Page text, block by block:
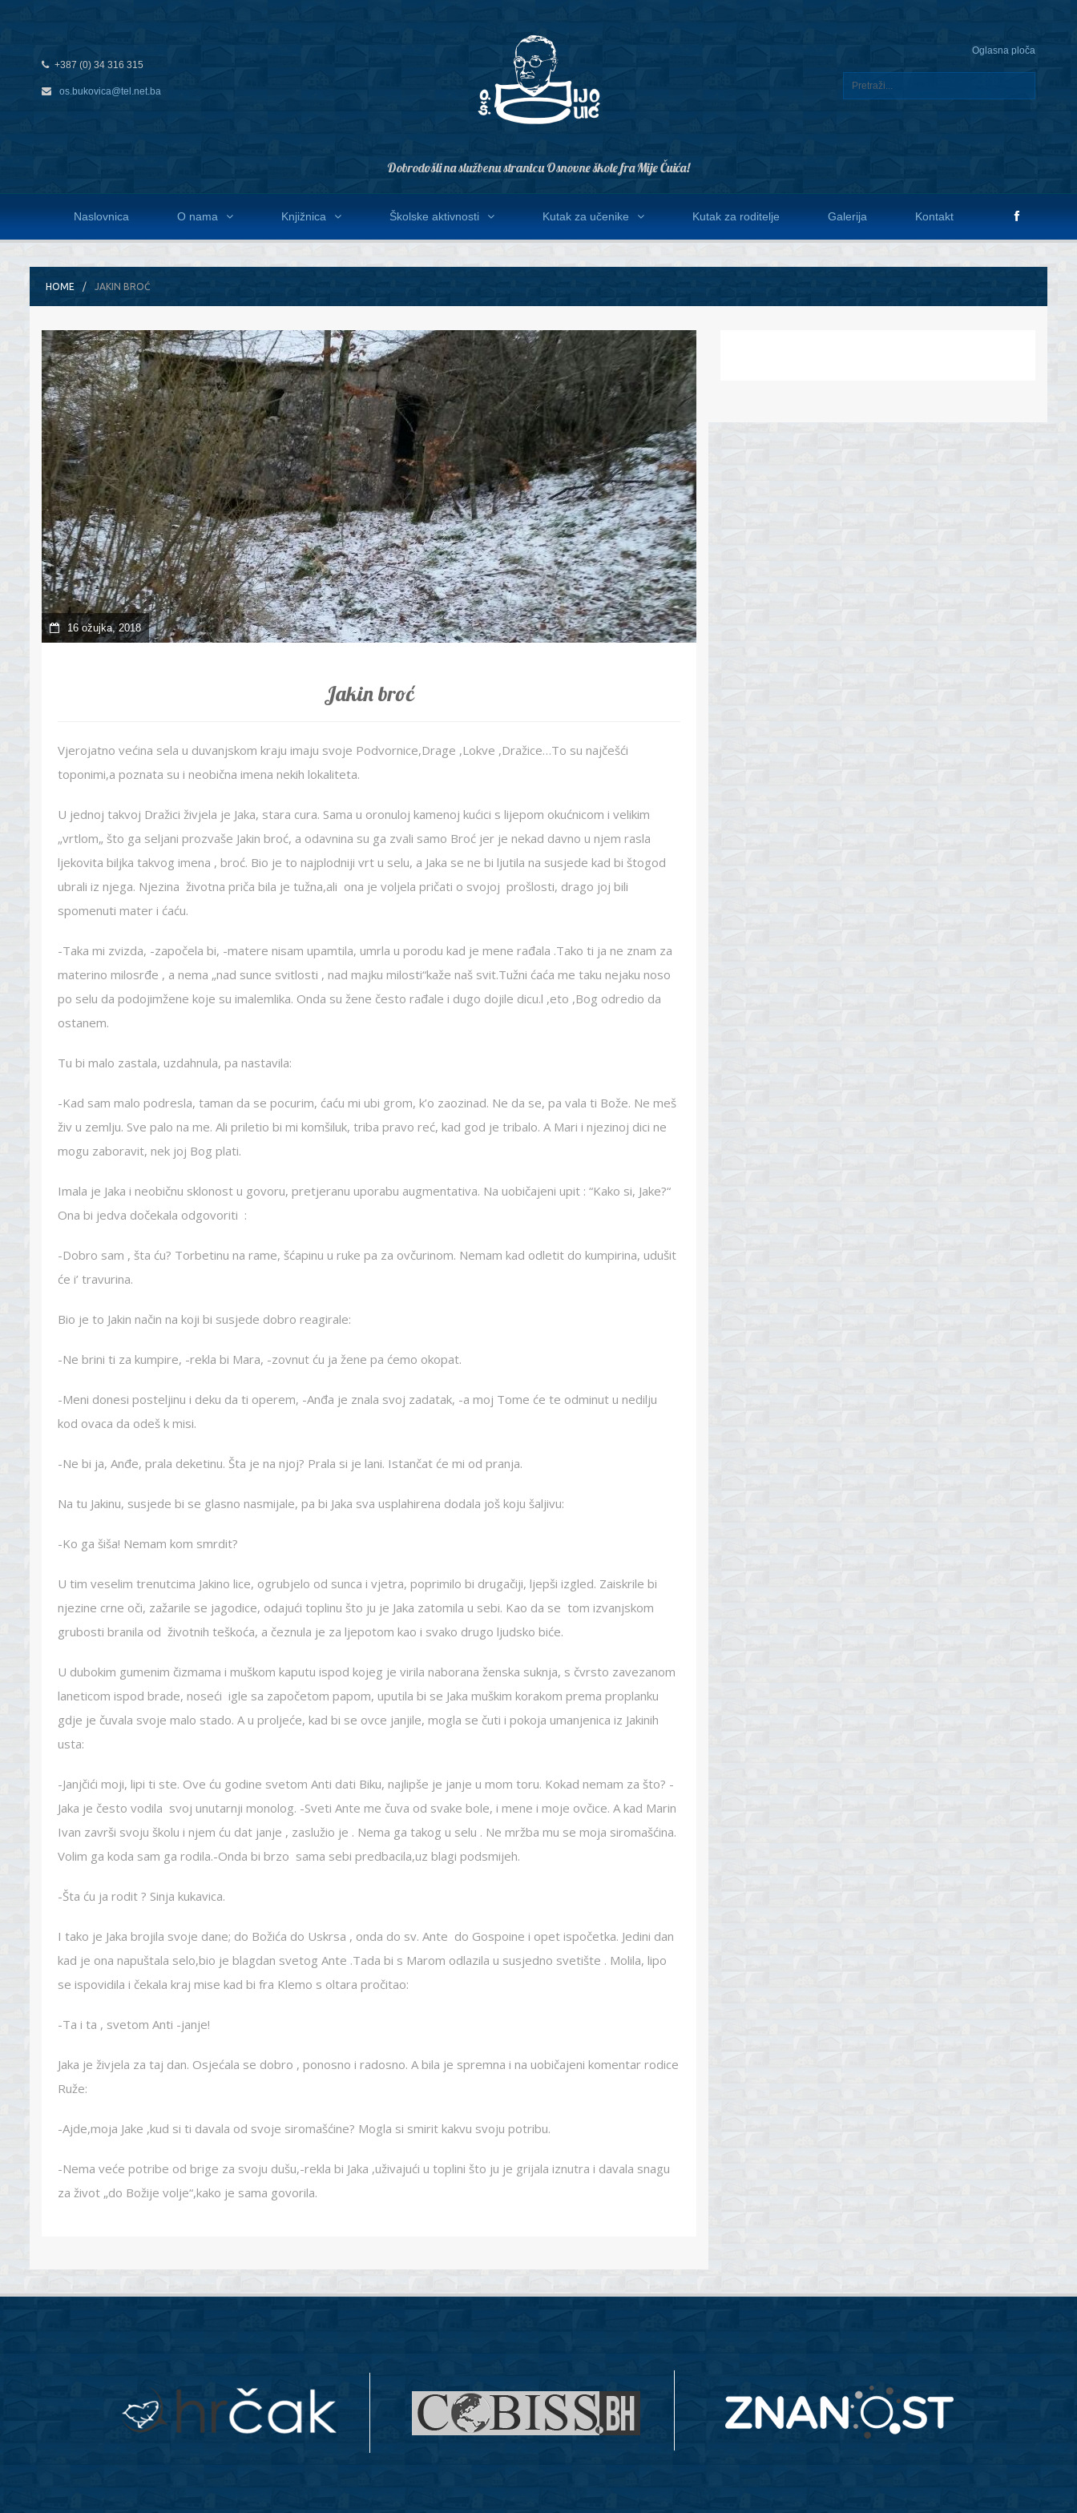
+387 (0) 34 316 315
os.bukovica@tel.net.ba
Oglasna ploča
Dobrodošli na službenu stranicu Osnovne škole fra Mije Čuića!
Naslovnica O nama Knjižnica Školske aktivnosti Kutak za učenike Kutak za roditelje Galerija Kontakt
HOME JAKIN BROĆ
16 ožujka, 2018
Jakin broć
Vjerojatno većina sela u duvanjskom kraju imaju svoje Podvornice,Drage ,Lokve ,Dražice…To su najčešći
toponimi,a poznata su i neobična imena nekih lokaliteta.
U jednoj takvoj Dražici živjela je Jaka, stara cura. Sama u oronuloj kamenoj kućici s lijepom okućnicom i velikim
„vrtlom„ što ga seljani prozvaše Jakin broć, a odavnina su ga zvali samo Broć jer je nekad davno u njem rasla
ljekovita biljka takvog imena , broć. Bio je to najplodniji vrt u selu, a Jaka se ne bi ljutila na susjede kad bi štogod
ubrali iz njega. Njezina životna priča bila je tužna,ali ona je voljela pričati o svojoj prošlosti, drago joj bili
spomenuti mater i ćaću.
-Taka mi zvizda, -započela bi, -matere nisam upamtila, umrla u porodu kad je mene rađala .Tako ti ja ne znam za
materino milosrđe , a nema „nad sunce svitlosti , nad majku milosti“kaže naš svit.Tužni ćaća me taku nejaku noso
po selu da podojimžene koje su imalemlika. Onda su žene često rađale i dugo dojile dicu.l ,eto ,Bog odredio da
ostanem.
Tu bi malo zastala, uzdahnula, pa nastavila:
-Kad sam malo podresla, taman da se pocurim, ćaću mi ubi grom, k’o zaozinad. Ne da se, pa vala ti Bože. Ne meš
živ u zemlju. Sve palo na me. Ali priletio bi mi komšiluk, triba pravo reć, kad god je tribalo. A Mari i njezinoj dici ne
mogu zaboravit, nek joj Bog plati.
Imala je Jaka i neobičnu sklonost u govoru, pretjeranu uporabu augmentativa. Na uobičajeni upit : “Kako si, Jake?“
Ona bi jedva dočekala odgovoriti :
-Dobro sam , šta ću? Torbetinu na rame, šćapinu u ruke pa za ovčurinom. Nemam kad odletit do kumpirina, udušit
će i’ travurina.
Bio je to Jakin način na koji bi susjede dobro reagirale:
-Ne brini ti za kumpire, -rekla bi Mara, -zovnut ću ja žene pa ćemo okopat.
-Meni donesi posteljinu i deku da ti operem, -Anđa je znala svoj zadatak, -a moj Tome će te odminut u nedilju
kod ovaca da odeš k misi.
-Ne bi ja, Anđe, prala deketinu. Šta je na njoj? Prala si je lani. Istančat će mi od pranja.
Na tu Jakinu, susjede bi se glasno nasmijale, pa bi Jaka sva usplahirena dodala još koju šaljivu:
-Ko ga šiša! Nemam kom smrdit?
U tim veselim trenutcima Jakino lice, ogrubjelo od sunca i vjetra, poprimilo bi drugačiji, ljepši izgled. Zaiskrile bi
njezine crne oči, zažarile se jagodice, odajući toplinu što ju je Jaka zatomila u sebi. Kao da se tom izvanjskom
grubosti branila od životnih teškoća, a čeznula je za ljepotom kao i svako drugo ljudsko biće.
U dubokim gumenim čizmama i muškom kaputu ispod kojeg je virila naborana ženska suknja, s čvrsto zavezanom
laneticom ispod brade, noseći igle sa započetom papom, uputila bi se Jaka muškim korakom prema proplanku
gdje je čuvala svoje malo stado. A u proljeće, kad bi se ovce janjile, mogla se čuti i pokoja umanjenica iz Jakinih
usta:
-Janjčići moji, lipi ti ste. Ove ću godine svetom Anti dati Biku, najlipše je janje u mom toru. Kokad nemam za što? -
Jaka je često vodila svoj unutarnji monolog. -Sveti Ante me čuva od svake bole, i mene i moje ovčice. A kad Marin
Ivan završi svoju školu i njem ću dat janje , zaslužio je . Nema ga takog u selu . Ne mržba mu se moja siromašćina.
Volim ga koda sam ga rodila.-Onda bi brzo sama sebi predbacila,uz blagi podsmijeh.
-Šta ću ja rodit ? Sinja kukavica.
I tako je Jaka brojila svoje dane; do Božića do Uskrsa , onda do sv. Ante do Gospoine i opet ispočetka. Jedini dan
kad je ona napuštala selo,bio je blagdan svetog Ante .Tada bi s Marom odlazila u susjedno svetište . Molila, lipo
se ispovidila i čekala kraj mise kad bi fra Klemo s oltara pročitao:
-Ta i ta , svetom Anti -janje!
Jaka je živjela za taj dan. Osjećala se dobro , ponosno i radosno. A bila je spremna i na uobičajeni komentar rodice
Ruže:
-Ajde,moja Jake ,kud si ti davala od svoje siromašćine? Mogla si smirit kakvu svoju potribu.
-Nema veće potribe od brige za svoju dušu,-rekla bi Jaka ,uživajući u toplini što ju je grijala iznutra i davala snagu
za život „do Božije volje“,kako je sama govorila.